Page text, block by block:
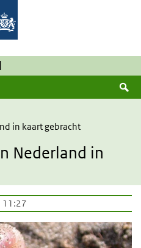
in kaart gebracht
Nederland in
11:27